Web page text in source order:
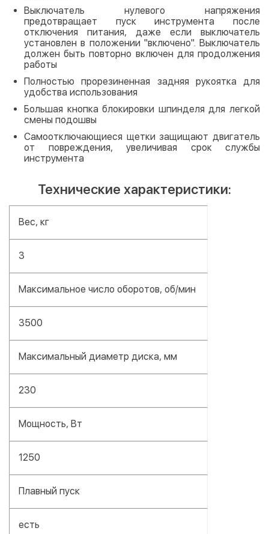
Выключатель нулевого напряжения
предотвращает пуск инструмента после
отключения питания, даже если выключатель
установлен в положении "включено". Выключатель
должен быть повторно включен для продолжения
работы
Полностью прорезиненная задняя рукоятка для
удобства использования
Большая кнопка блокировки шпинделя для легкой
смены подошвы
Самоотключающиеся щетки защищают двигатель
от повреждения, увеличивая срок службы
инструмента
Технические характеристики:
Вес, кг
3
Максимальное число оборотов, об/мин
3500
Максимальный диаметр диска, мм
230
Мощность, Вт
1250
Плавный пуск
есть